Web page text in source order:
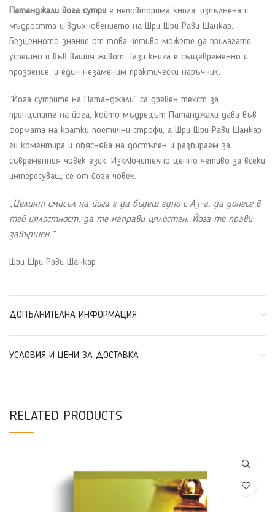
Патанджали йога сутри e неповторима книга, изпълнена с
мъдростта и вдъхновението на Шри Шри Рави Шанкар.
Безценното знание от това четиво можете да прилагате
успешно и във вашия живот. Тази книга е същевременно и
прозрение, и един незаменим практически наръчник.
“Йога сутрите на Патанджали” са древен текст за
принципите на йога, който мъдрецът Патанджали дава във
формата на кратки поетични строфи, а Шри Шри Рави Шанкар
ги коментира и обяснява на достъпен и разбираем за
съвременния човек език. Изключително ценно четиво за всеки
интересуващ се от йога човек.
„Целият смисъл на йога е да бъдеш едно с Аз-а, да донесе в
теб цялостност, да те направи цялостен. Йога те прави
завършен.“
Шри Шри Рави Шанкар
ДОПЪЛНИТЕЛНА ИНФОРМАЦИЯ
УСЛОВИЯ И ЦЕНИ ЗА ДОСТАВКА
RELATED PRODUCTS